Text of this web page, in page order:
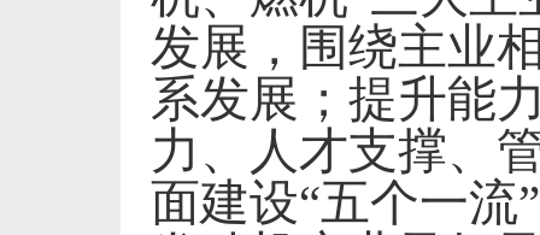
发展，围绕主业
系发展；提升能
力、人才支撑、
面建设“五个一流